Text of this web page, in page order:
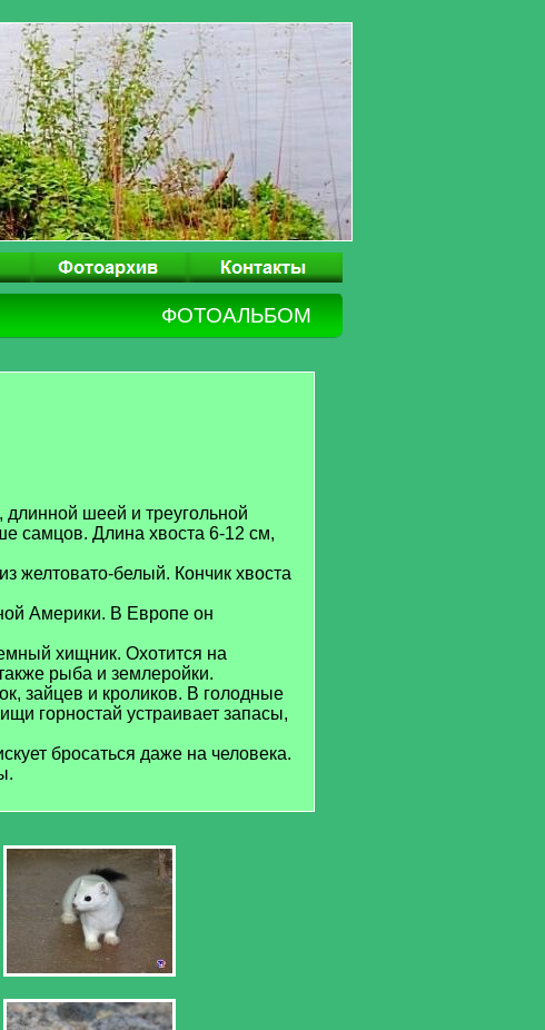
ФОТОАЛЬБОМ
длинной шеей и треугольной
самцов. Длина хвоста 6-12 см,
желтовато-белый. Кончик хвоста
Америки. В Европе он
хищник. Охотится на
рыба и землеройки.
зайцев и кроликов. В голодные
горностай устраивает запасы,
бросаться даже на человека.